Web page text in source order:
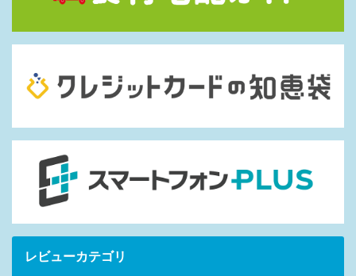
レビューカテゴリ